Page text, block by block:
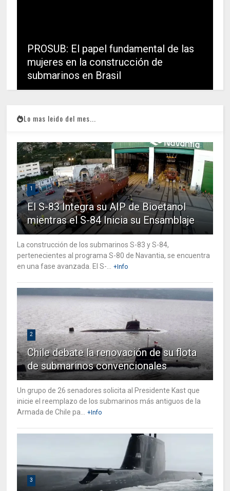
PROSUB: El papel fundamental de las
mujeres en la construcción de
submarinos en Brasil
Lo mas leido del mes...
1
El S-83 Integra su AIP de Bioetanol
mientras el S-84 Inicia su Ensamblaje
La construcción de los submarinos S-83 y S-84,
pertenecientes al programa S-80 de Navantia, se encuentra
en una fase avanzada. El S-...
+Info
2
Chile debate la renovación de su flota
de submarinos convencionales
Un grupo de 26 senadores solicita al Presidente Kast que
inicie el reemplazo de los submarinos más antiguos de la
Armada de Chile pa...
+Info
3